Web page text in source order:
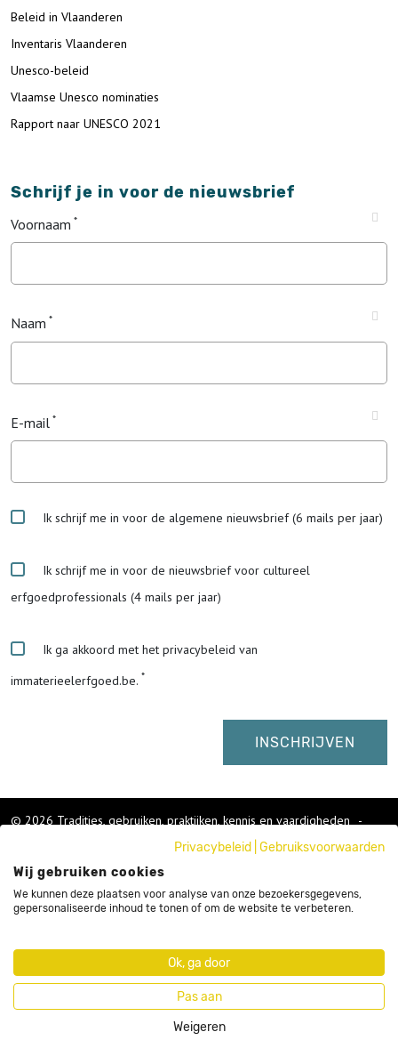
Beleid in Vlaanderen
Inventaris Vlaanderen
Unesco-beleid
Vlaamse Unesco nominaties
Rapport naar UNESCO 2021
Schrijf je in voor de nieuwsbrief
Voornaam
Naam
E-mail
Ik schrijf me in voor de algemene nieuwsbrief (6 mails per jaar)
Ik schrijf me in voor de nieuwsbrief voor cultureel
erfgoedprofessionals (4 mails per jaar)
Ik ga akkoord met het privacybeleid van
immaterieelerfgoed.be.
© 2026 Tradities, gebruiken, praktijken, kennis en vaardigheden
-
Gebruikersvoorwaarden
Privacybeleid
Cookies
Sitemap
Webdesign by Code d'Or
Privacybeleid
Gebruiksvoorwaarden
Wij gebruiken cookies
We kunnen deze plaatsen voor analyse van onze bezoekersgegevens,
gepersonaliseerde inhoud te tonen of om de website te verbeteren.
Ok, ga door
Pas aan
Weigeren